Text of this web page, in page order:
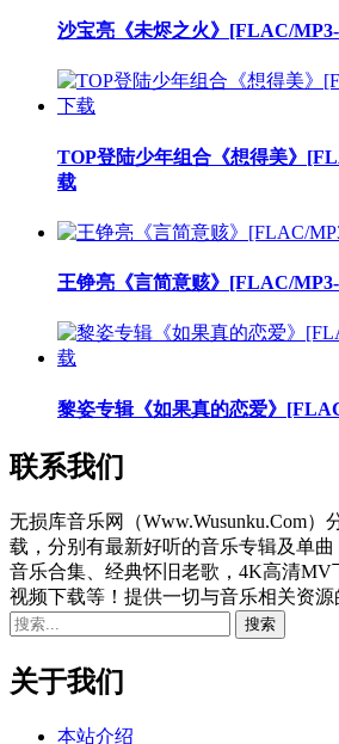
沙宝亮《未烬之火》[FLAC/
TOP登陆少年组合《想得美》
载
王铮亮《言简意赅》[FLAC/
黎姿专辑《如果真的恋爱》
联系我们
无损库音乐网（Www.Wusunku.Com）
载，分别有最新好听的音乐专辑及单曲
音乐合集、经典怀旧老歌，4K高清MV
视频下载等！提供一切与音乐相关资源
关于我们
本站介绍